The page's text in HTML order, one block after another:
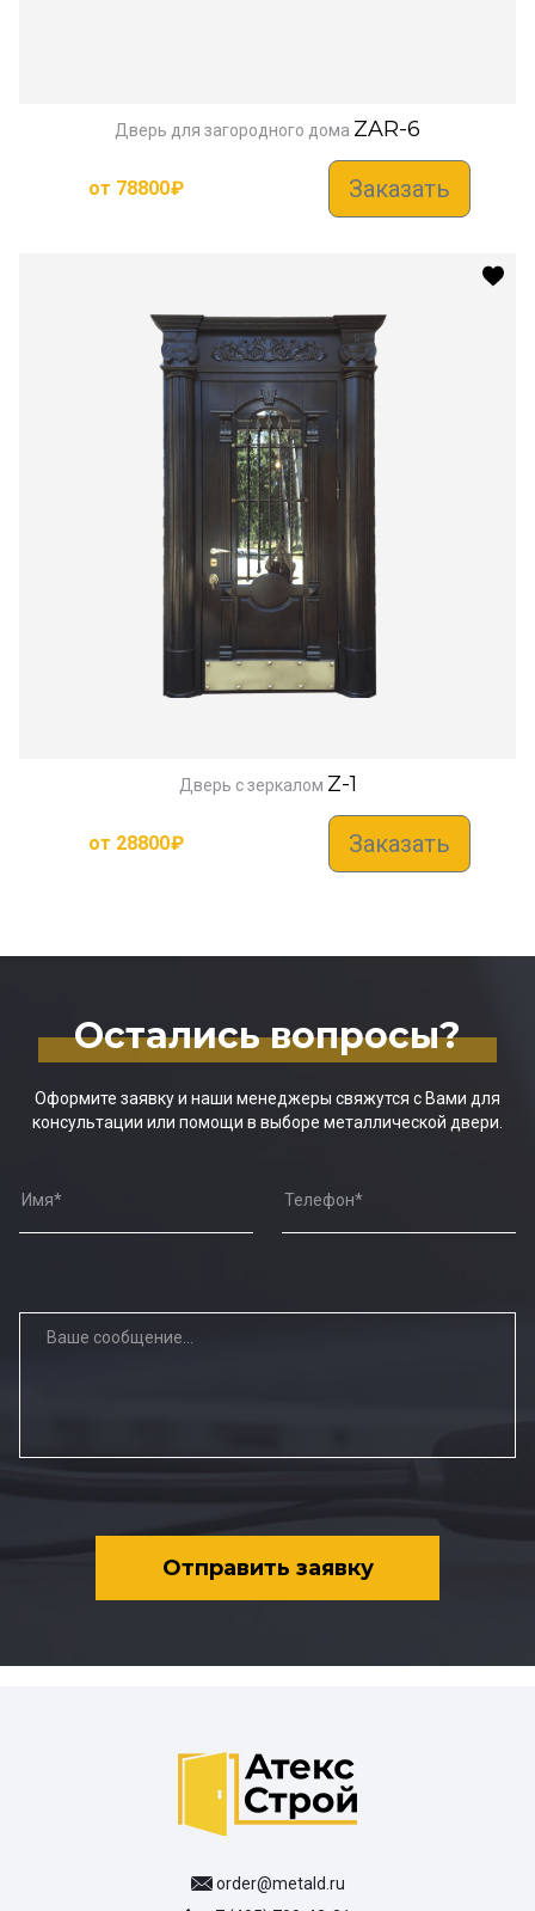
Дверь для загородного дома ZAR-6
от 78800₽ Заказать
Дверь с зеркалом Z-1
от 28800₽ Заказать
Остались вопросы?
Оформите заявку и наши менеджеры свяжутся с Вами для
консультации или помощи в выборе металлической двери.
Отправить заявку
order@metald.ru